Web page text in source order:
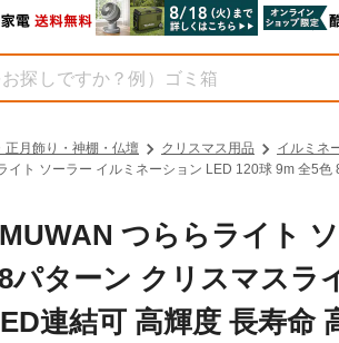
正月飾り・神棚・仏壇 クリスマス用品
イルミネ
イト ソーラー イルミネーション LED 120球 9m 全5
つららライト
パターン クリスマスラ
連結可 高輝度 長寿命